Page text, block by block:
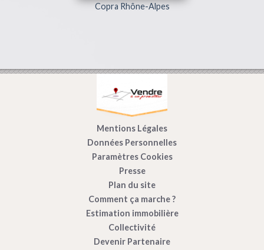
Copra Rhône-Alpes
Mentions Légales
Données Personnelles
Paramètres Cookies
Presse
Plan du site
Comment ça marche ?
Estimation immobilière
Collectivité
Devenir Partenaire